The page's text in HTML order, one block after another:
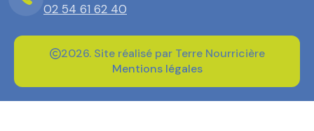
02 54 61 62 40
2026. Site réalisé par Terre Nourricière
Mentions légales